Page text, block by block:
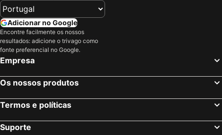
Adicionar no Google
Encontre facilmente os nossos
resultados: adicione o trivago como
fonte preferencial no Google.
Empresa
Os nossos produtos
Termos e políticas
Suporte